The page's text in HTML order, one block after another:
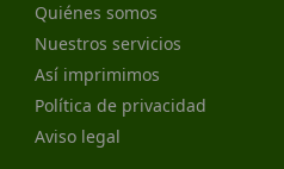
Quiénes somos
Nuestros servicios
Así imprimimos
Política de privacidad
Aviso legal